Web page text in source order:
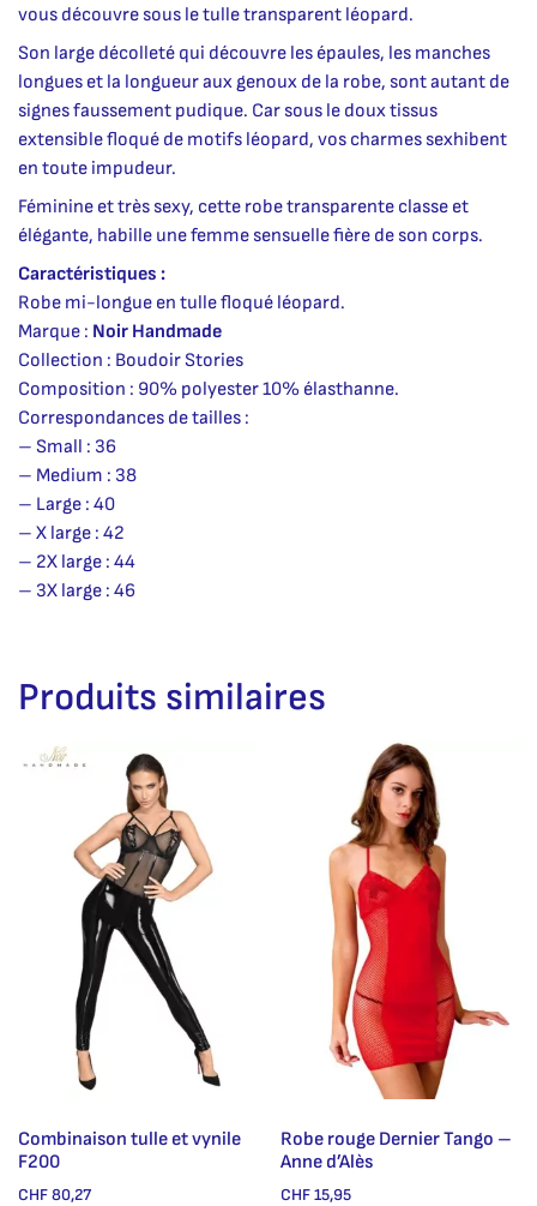
vous découvre sous le tulle transparent léopard.
Son large décolleté qui découvre les épaules, les manches
longues et la longueur aux genoux de la robe, sont autant de
signes faussement pudique. Car sous le doux tissus
extensible floqué de motifs léopard, vos charmes sexhibent
en toute impudeur.
Féminine et très sexy, cette robe transparente classe et
élégante, habille une femme sensuelle fière de son corps.
Caractéristiques :
Robe mi-longue en tulle floqué léopard.
Marque : Noir Handmade
Collection : Boudoir Stories
Composition : 90% polyester 10% élasthanne.
Correspondances de tailles :
– Small : 36
– Medium : 38
– Large : 40
– X large : 42
– 2X large : 44
– 3X large : 46
Produits similaires
Combinaison tulle et vynile
F200
CHF80,27
Robe rouge Dernier Tango –
Anne d’Alès
CHF15,95